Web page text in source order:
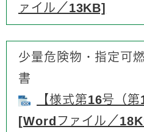
ァイル／13KB]
少量危険物・指定可
書
【様式第16号（第
[Wordファイル／